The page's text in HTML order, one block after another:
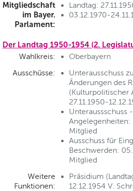
Mitgliedschaft
im Bayer.
Parlament:
Landtag:
03.12.1970-
Der Landtag 1950-1954 (2.
Wahlkreis:
Oberbayern
Ausschüsse:
Unterausschuss
Änderungen des
(Kulturpolitischer
27.11.1950-
Unteraussschuss
Angelegenheiten:
Mitglied
Ausschuss für
Beschwerden:
Mitglied
Weitere
Funktionen:
Präsidium
12.12.1954 V.